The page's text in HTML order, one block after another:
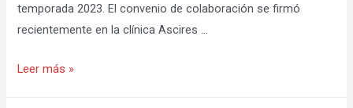
temporada 2023. El convenio de colaboración se firmó
recientemente en la clínica Ascires …
Clínicas
Leer más »